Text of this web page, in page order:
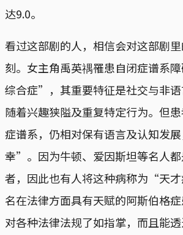
达9.0。
看过这部剧的人，相信会对这部剧
刻。女主角禹英禑罹患自闭症谱系
综合症”，其重要特征是社交与非
随着兴趣狭隘及重复特定行为。但
症谱系，仍相对保有语言及认知发
幸”。因为牛顿、爱因斯坦等名人
者，因此也有人将这种病称为“天
名在法律方面具有天赋的阿斯伯格症
对各种法律法规了如指掌，而且能